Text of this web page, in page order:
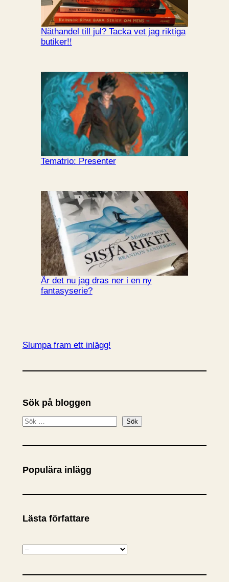
Näthandel till jul? Tacka vet jag riktiga
butiker!!
Tematrio: Presenter
Är det nu jag dras ner i en ny
fantasyserie?
Slumpa fram ett inlägg!
Sök på bloggen
S
k
Sök
Populära inlägg
Lästa författare
K
t